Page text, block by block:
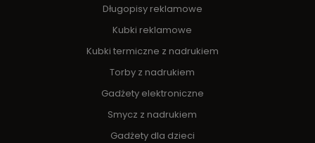
Długopisy reklamowe
Kubki reklamowe
Kubki termiczne z nadrukiem
Torby z nadrukiem
Gadżety elektroniczne
Smycz z nadrukiem
Gadżety dla dzieci